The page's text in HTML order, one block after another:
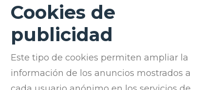
Cookies de
publicidad
Este tipo de cookies permiten ampliar la
información de los anuncios mostrados a